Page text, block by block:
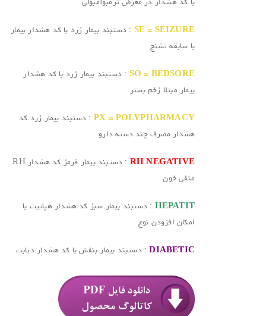
با کد هشدار در معرض ترمبوآمبولی
SE = SEIZURE : دستبند بیمار زرد با کد هشدار بیمار
با سابقه تشنج
SO = BEDSORE : دستبند بیمار زرد با کد هشدار
بیمار مبتلا زخم بستر
PX = POLYPHARMACY : دستبند بیمار زرد کد
هشدار مصرف چند دسته دارو
RH NEGATIVE
: دستبند بیمار قرمز کد هشدار RH
منفی خون
HEPATIT : دستبند بیمار سبز کد هشدار هپاتیت با
امکان افزودن نوع
DIABETIC: دستبند بیمار بنفش با کد هشدار دیابت